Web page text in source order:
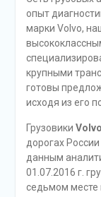
опыт
марки Volvo,
крупными
готовы
исходя из его
Грузовики Volvo
дорогах
данным
01.07.2016 г.
седьмом месте